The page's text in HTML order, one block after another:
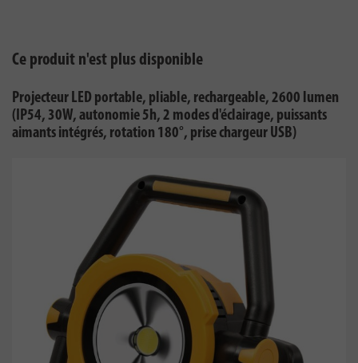
Ce produit n'est plus disponible
Projecteur LED portable, pliable, rechargeable, 2600 lumen
(IP54, 30W, autonomie 5h, 2 modes d'éclairage, puissants
aimants intégrés, rotation 180°, prise chargeur USB)